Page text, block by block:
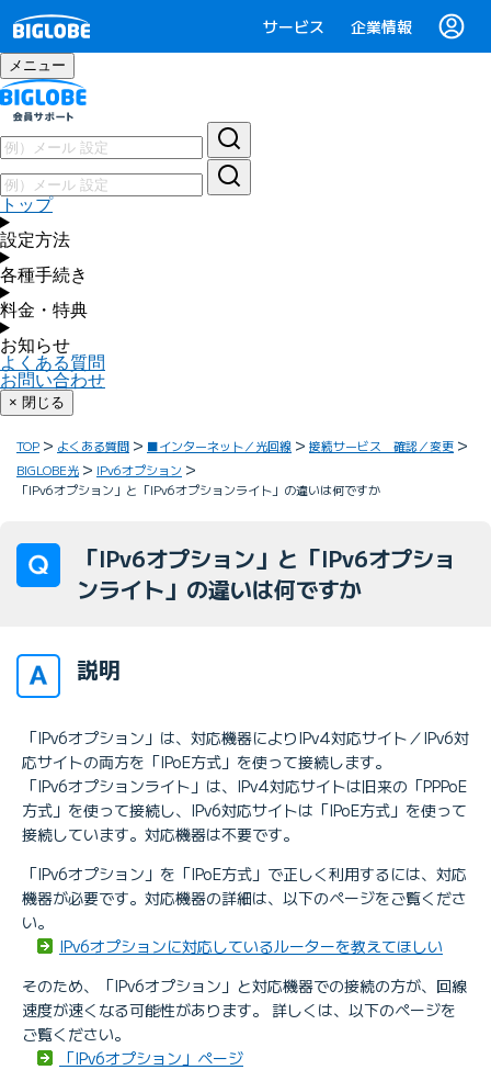
サービス 企業情報
メニュー
トップ
設定方法
各種手続き
料金・特典
お知らせ
よくある質問
お問い合わせ
× 閉じる
TOP よくある質問 ■インターネット／光回線
接続サービス 確認／変更
BIGLOBE光
IPv6オプション
「IPv6オプション」と「IPv6オプションライト」の違いは何ですか
「IPv6オプション」と「IPv6オプショ
ンライト」の違いは何ですか
説明
「IPv6オプション」は、対応機器によりIPv4対応サイト／IPv6対
応サイトの両方を「IPoE方式」を使って接続します。
「IPv6オプションライト」は、IPv4対応サイトは旧来の「PPPoE
方式」を使って接続し、IPv6対応サイトは「IPoE方式」を使って
接続しています。対応機器は不要です。
「IPv6オプション」を「IPoE方式」で正しく利用するには、対応
機器が必要です。対応機器の詳細は、以下のページをご覧くださ
い。
IPv6オプションに対応しているルーターを教えてほしい
そのため、「IPv6オプション」と対応機器での接続の方が、回線
速度が速くなる可能性があります。 詳しくは、以下のページを
ご覧ください。
「IPv6オプション」ページ